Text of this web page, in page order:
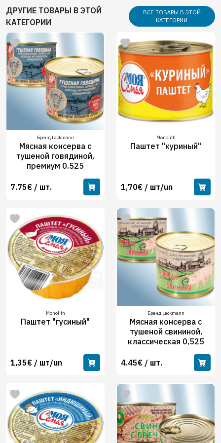
ДРУГИЕ ТОВАРЫ В ЭТОЙ
КАТЕГОРИИ
ВСЕ ТОВАРЫ В ЭТОЙ
КАТЕГОРИИ
Бренд Lackmann
Мясная консерва с
тушеной говядиной,
премиум 0.525
7.75€ / шт.
Monolith
Паштет "куриный"
1,70€ / шт/un
Monolith
Паштет "гусиный"
1,35€ / шт/un
Бренд Lackmann
Мясная консерва с
тушеной свининой,
классическая 0,525
4.45€ / шт.